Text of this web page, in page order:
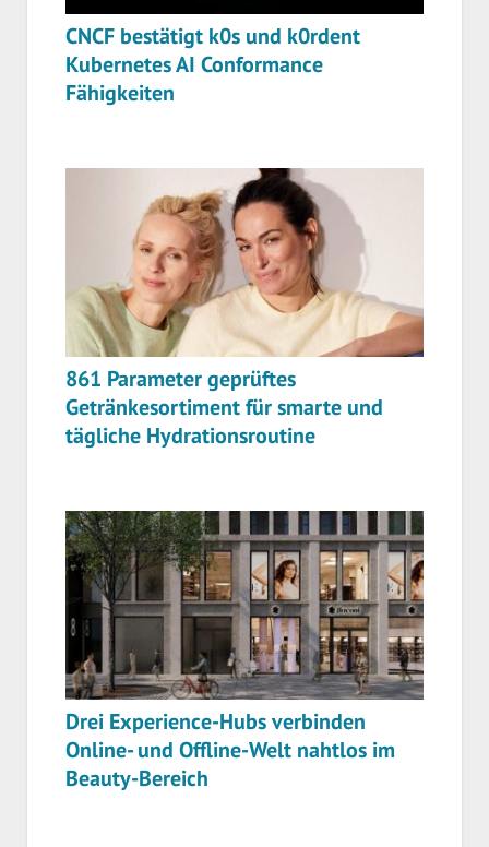
CNCF bestätigt k0s und k0rdent
Kubernetes AI Conformance
Fähigkeiten
861 Parameter geprüftes
Getränkesortiment für smarte und
tägliche Hydrationsroutine
Drei Experience-Hubs verbinden
Online- und Offline-Welt nahtlos im
Beauty-Bereich